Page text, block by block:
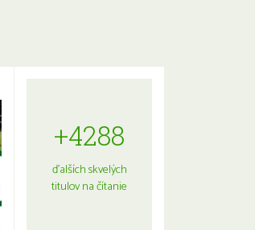
+4288
ďalších skvelých
titulov na čítanie